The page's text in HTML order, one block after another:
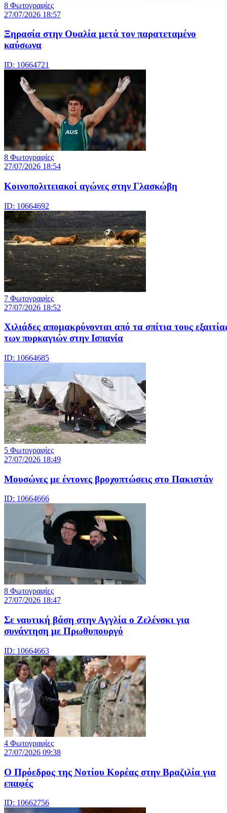
8 Φωτογραφίες
27/07/2026 18:57
Ξηρασία στην Ουαλία μετά τον παρατεταμένο
καύσωνα
ID: 10664721
8 Φωτογραφίες
27/07/2026 18:54
Κοινοπολιτειακοί αγώνες στην Γλασκώβη
ID: 10664692
7 Φωτογραφίες
27/07/2026 18:52
Χιλιάδες απομακρύνονται από τα σπίτια τους
των πυρκαγιών στην Ισπανία
ID: 10664685
5 Φωτογραφίες
27/07/2026 18:49
Μουσώνες με έντονες βροχοπτώσεις στο Πακιστάν
ID: 10664666
8 Φωτογραφίες
27/07/2026 18:47
Σε ναυτική βάση στην Αγγλία ο Ζελένσκι για
συνάντηση με Πρωθυπουργό
ID: 10664663
4 Φωτογραφίες
27/07/2026 09:38
Ο Πρόεδρος της Νοτίου Κορέας στην Βραζιλία για
επαφές
ID: 10662756